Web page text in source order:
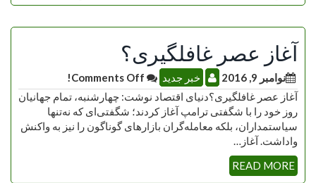
آغاز عصر غافلگیری؟
نوامبر 9, 2016 خبر جدید
آغاز عصر غافلگیری؟دنیای اقتصاد نوشت: چهارشنبه، تمام جهانیان
روز خود را با شگفتی ترامپ آغاز کردند؛ شگفتی‌ای که نه‌تنها
سیاستمداران، بلکه معامله‌گران بازارهای گوناگون را نیز به واکنش
واداشت. آغاز…
READ MORE